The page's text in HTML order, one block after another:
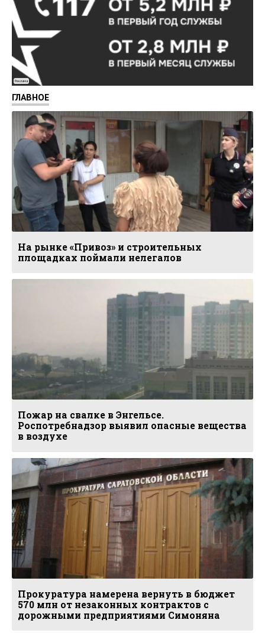
Реклама
ГЛАВНОЕ
На рынке «Привоз» и строительных
площадках поймали нелегалов
Пожар на свалке в Энгельсе.
Роспотребнадзор выявил опасные вещества
в воздухе
Прокуратура намерена вернуть в бюджет
570 млн от незаконных контрактов с
дорожными предприятиями Симоняна